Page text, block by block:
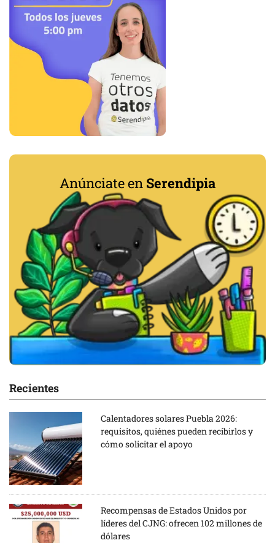
Anúnciate en Serendipia
Recientes
Calentadores solares Puebla 2026:
requisitos, quiénes pueden recibirlos y
cómo solicitar el apoyo
Recompensas de Estados Unidos por
líderes del CJNG: ofrecen 102 millones de
dólares